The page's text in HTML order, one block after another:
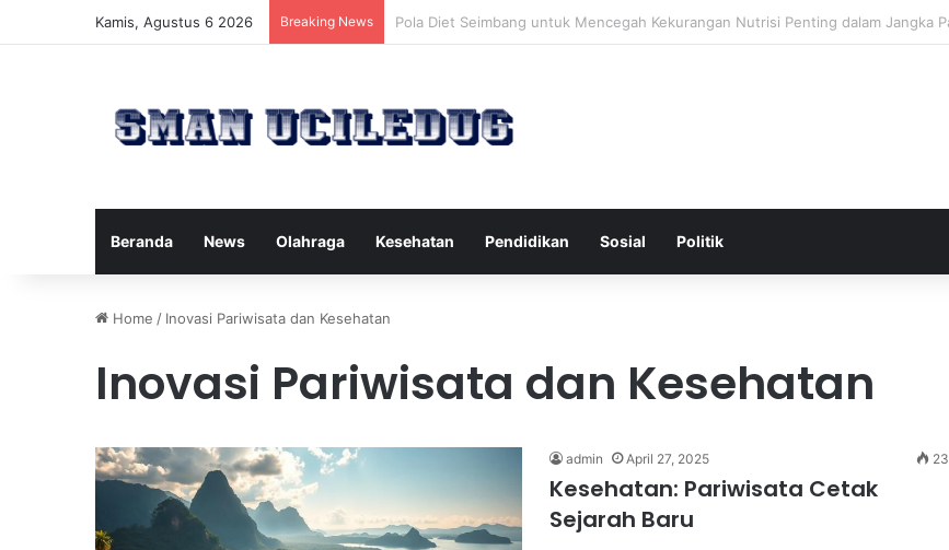
Kamis, Agustus 6 2026 Breaking News Manfaat Tertawa untuk Kesehatan Jantung dan Peningkatan Ketenangan Mental
Beranda News Olahraga Kesehatan Pendidikan Sosial Politik
Home / Inovasi Pariwisata dan Kesehatan
Inovasi Pariwisata dan Kesehatan
admin April 27, 2025 23
Kesehatan: Pariwisata Cetak
Sejarah Baru